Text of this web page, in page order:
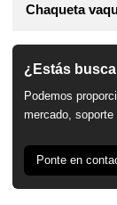
Chaqueta
¿Estás
Podemos
mercado,
Ponte en